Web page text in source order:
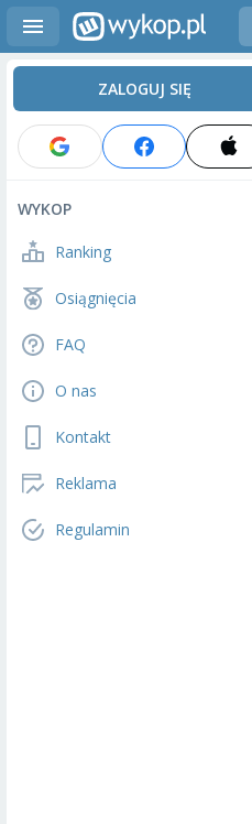
ZALOGUJ SIĘ
WYKOP
Ranking
Osiągnięcia
FAQ
O nas
Kontakt
Reklama
Regulamin